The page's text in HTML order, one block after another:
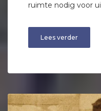
ruimte nodig voor
Lees verder